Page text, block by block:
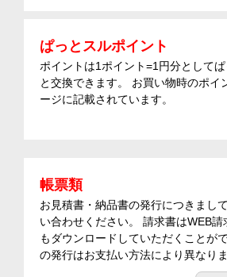
ぱっとスルポイント
ポイントは1ポイント=1円分として
と交換できます。 お買い物時のポイ
ージに記載されています。
帳票類
お見積書・納品書の発行につきまし
い合わせください。 請求書はWEB
もダウンロードしていただくことが
の発行はお支払い方法により異なりま